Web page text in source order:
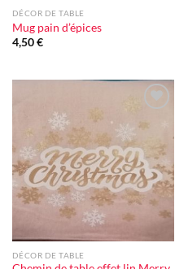
DÉCOR DE TABLE
Mug pain d’épices
4,50€
à la liste
d'envie
DÉCOR DE TABLE